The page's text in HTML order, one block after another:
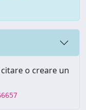
o creare un